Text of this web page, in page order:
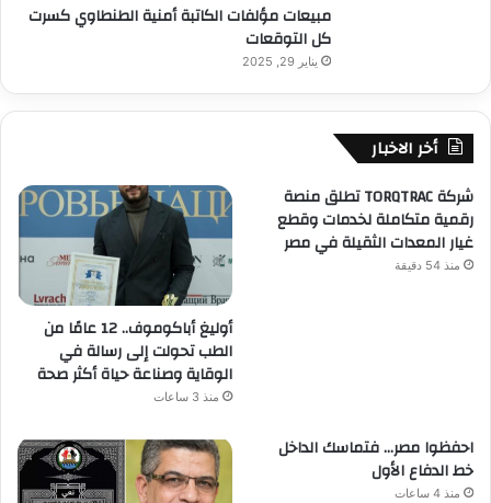
مبيعات مؤلفات الكاتبة أمنية الطنطاوي كسرت
كل التوقعات
يناير 29, 2025
أخر الاخبار
شركة TORQTRAC تطلق منصة
رقمية متكاملة لخدمات وقطع
غيار المعدات الثقيلة في مصر
منذ 54 دقيقة
أوليغ أباكوموف.. 12 عامًا من
الطب تحولت إلى رسالة في
الوقاية وصناعة حياة أكثر صحة
منذ 3 ساعات
احفظوا مصر… فتماسك الداخل
خط الدفاع الأول
منذ 4 ساعات